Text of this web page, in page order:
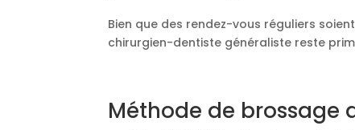
Bien que des rendez-vous réguliers
chirurgien-dentiste généraliste reste
Méthode de brossage